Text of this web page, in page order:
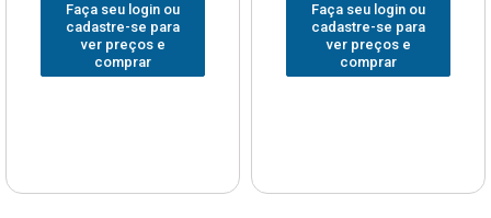
Faça seu login ou
cadastre-se para
ver preços e
comprar
Faça seu login ou
cadastre-se para
ver preços e
comprar